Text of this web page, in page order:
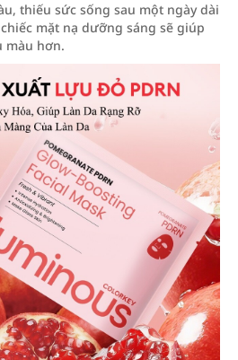
thiếu sức sống sau một ngày dài
mặt nạ dưỡng sáng sẽ giúp
màu hơn.